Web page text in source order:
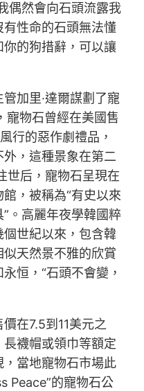
偶然會向石頭流露我
性命的石頭無法懂
的狗措辭，可以讓
加里·達爾謀劃了寵
寵物石曾經在美國售
行的惡作劇禮品，
，這種景象在第二
世后，寵物石呈現在
，被稱為“有史以來
。高麗年夜學韓國粹
世紀以來，包含韓
天然景不雅的欣賞
恒，“石頭不會變，
在7.5到11美元之
襪帽或領巾等額定
當地寵物石市場此
Peace”的寵物石公